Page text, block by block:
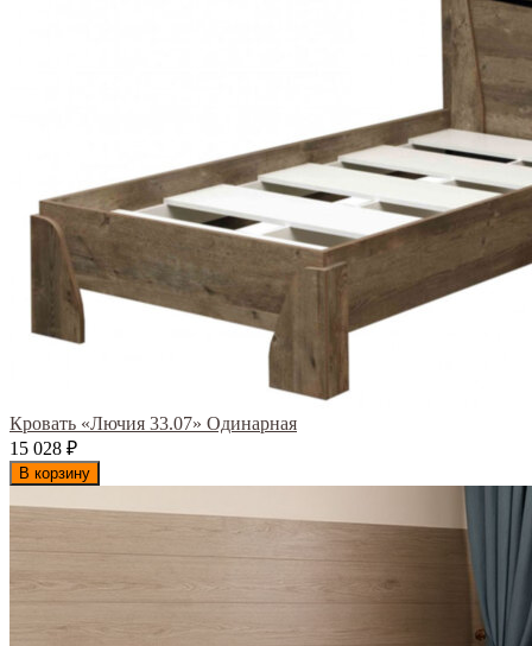
Кровать «Лючия 33.07» Одинарная
15 028 ₽
В корзину